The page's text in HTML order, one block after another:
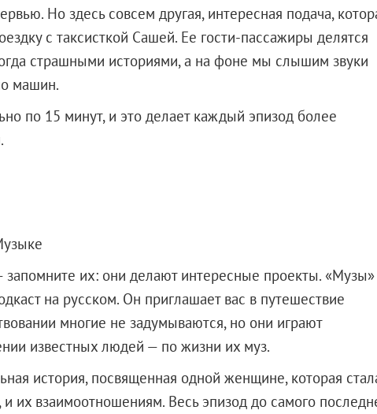
Но здесь совсем другая, интересная подача,
с таксисткой Сашей. Ее гости-пассажиры делятся
страшными историями, а на фоне мы слышим звуки
машин.
по 15 минут, и это делает каждый эпизод более
запомните их: они делают интересные проекты.
на русском. Он приглашает вас в путешествие
многие не задумываются, но они играют
известных людей — по жизни их муз.
история, посвященная одной женщине, которая
и их взаимоотношениям. Весь эпизод до самого